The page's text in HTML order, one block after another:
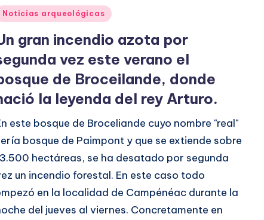
Noticias arqueológicas
gran incendio azota por
vez este verano el
de Broceilande, donde
la leyenda del rey Arturo.
este bosque de Broceliande cuyo nombre "real"
bosque de Paimpont y que se extiende sobre
hectáreas, se ha desatado por segunda
un incendio forestal. En este caso todo
en la localidad de Campénéac durante la
del jueves al viernes. Concretamente en